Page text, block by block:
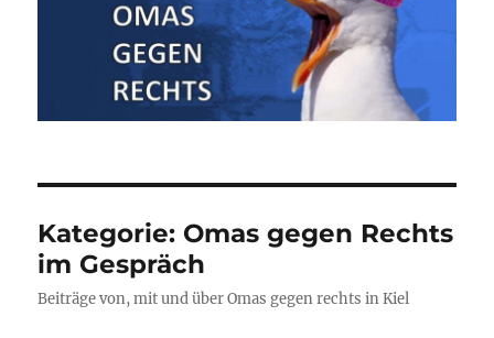
Kategorie: Omas gegen Rechts
im Gespräch
Beiträge von, mit und über Omas gegen rechts in Kiel